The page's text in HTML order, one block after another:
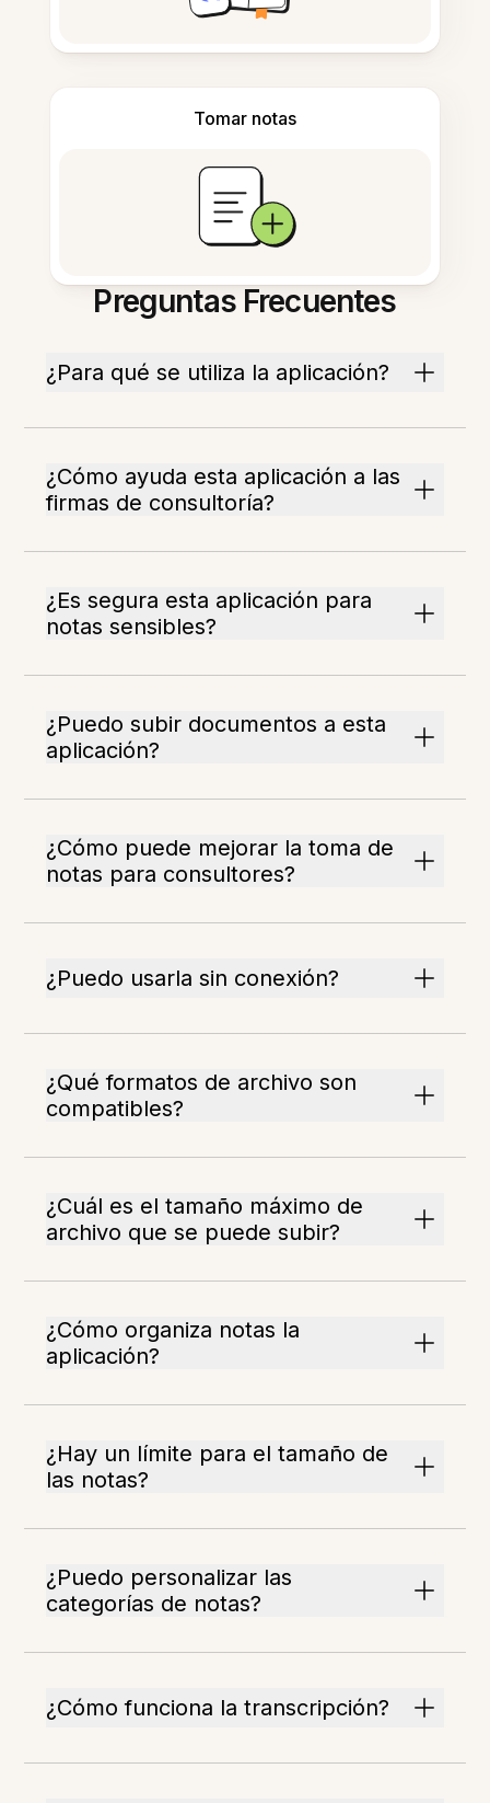
Tomar notas
Preguntas Frecuentes
¿Para qué se utiliza la aplicación?
¿Cómo ayuda esta aplicación a las
firmas de consultoría?
¿Es segura esta aplicación para
notas sensibles?
¿Puedo subir documentos a esta
aplicación?
¿Cómo puede mejorar la toma de
notas para consultores?
¿Puedo usarla sin conexión?
¿Qué formatos de archivo son
compatibles?
¿Cuál es el tamaño máximo de
archivo que se puede subir?
¿Cómo organiza notas la
aplicación?
¿Hay un límite para el tamaño de
las notas?
¿Puedo personalizar las
categorías de notas?
¿Cómo funciona la transcripción?